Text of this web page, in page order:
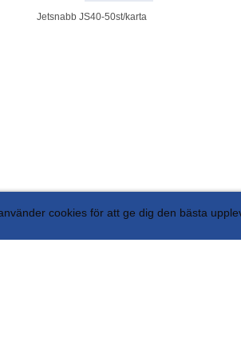
cookies för att ge dig den bästa
Jetsnabb JS40-50st/karta